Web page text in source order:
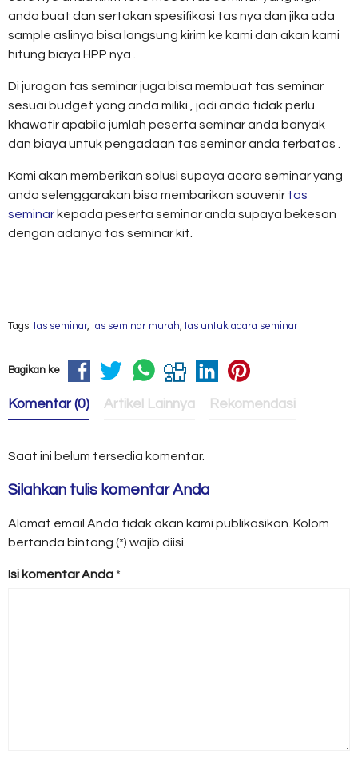
anda buat dan sertakan spesifikasi tas nya dan jika ada
sample aslinya bisa langsung kirim ke kami dan akan kami
hitung biaya HPP nya .
Di juragan tas seminar juga bisa membuat tas seminar
sesuai budget yang anda miliki , jadi anda tidak perlu
khawatir apabila jumlah peserta seminar anda banyak
dan biaya untuk pengadaan tas seminar anda terbatas .
Kami akan memberikan solusi supaya acara seminar yang
anda selenggarakan bisa membarikan souvenir tas
seminar kepada peserta seminar anda supaya bekesan
dengan adanya tas seminar kit.
Tags:tas seminar,tas seminar murah,tas untuk acara seminar
Bagikan ke
Komentar (0) Artikel Lainnya Rekomendasi
Saat ini belum tersedia komentar.
Silahkan tulis komentar Anda
Alamat email Anda tidak akan kami publikasikan. Kolom
bertanda bintang (*) wajib diisi.
Isi komentar Anda *